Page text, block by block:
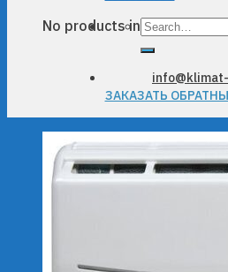
No products in the cart.
Search
ЗАКАЗАТЬ